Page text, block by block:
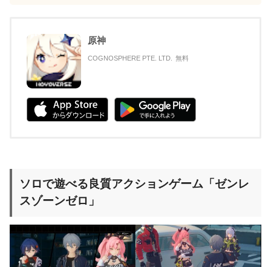
原神
COGNOSPHERE PTE. LTD. 無料
ソロで遊べる良質アクションゲーム「ゼンレ
スゾーンゼロ」